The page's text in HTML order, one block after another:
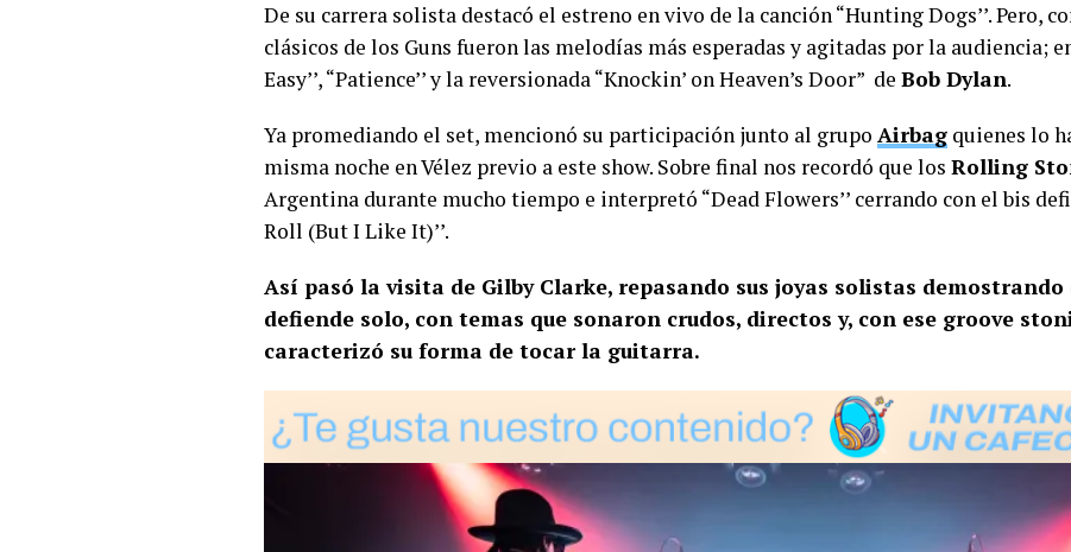
De su carrera solista destacó el estreno en vivo de la canción “Hunting Dogs’’. Pero,
clásicos de los Guns fueron las melodías más esperadas y agitadas por la audiencia;
Easy’’, “Patience’’ y la reversionada “Knockin’ on Heaven’s Door” de Bob Dylan.
Ya promediando el set, mencionó su participación junto al grupo Airbag quienes lo
misma noche en Vélez previo a este show. Sobre final nos recordó que los Rolling
Argentina durante mucho tiempo e interpretó “Dead Flowers’’ cerrando con el bis
Roll (But I Like It)’’.
Así pasó la visita de Gilby Clarke, repasando sus joyas solistas demostrando
defiende solo, con temas que sonaron crudos, directos y, con ese groove
caracterizó su forma de tocar la guitarra.